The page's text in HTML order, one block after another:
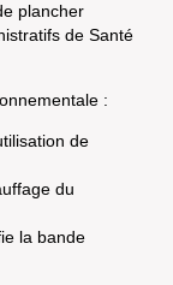
plancher
de Santé
:
de
du
la bande